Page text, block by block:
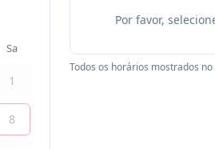
Sa
1
8
Por favor,
Todos os horários mostrados